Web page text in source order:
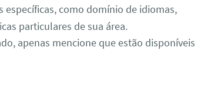
específicas, como domínio de idiomas,
particulares de sua área.
apenas mencione que estão disponíveis